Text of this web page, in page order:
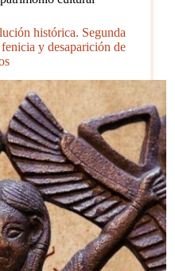
histórica. Segunda
y desaparición de